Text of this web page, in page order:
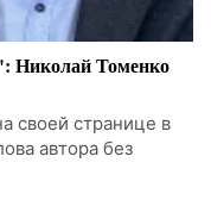
Николай Томенко
своей странице в
автора без